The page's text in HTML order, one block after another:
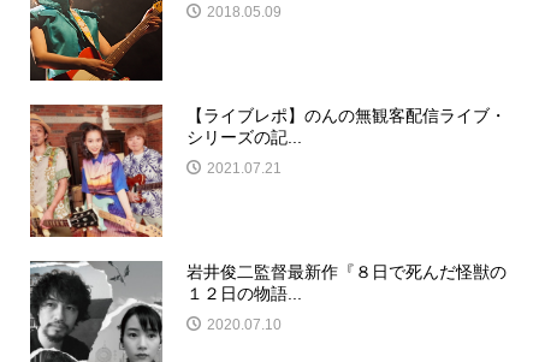
2018.05.09
【ライブレポ】のんの無観客配信ライブ・
シリーズの記...
2021.07.21
岩井俊二監督最新作『８日で死んだ怪獣の
１２日の物語...
2020.07.10